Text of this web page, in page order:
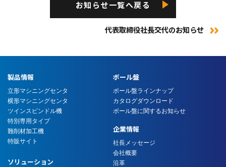
お知らせ一覧へ戻る
代表取締役社長交代のお知らせ
製品情報
立形マシニングセンタ
横形マシニングセンタ
ツインスピンドル機
特別専用タイプ
難削材加工機
特販サイト
ボール盤
ボール盤ラインナップ
カタログダウンロード
ボール盤に関するお知らせ
ソリューション
企業情報
社長メッセージ
会社概要
沿革